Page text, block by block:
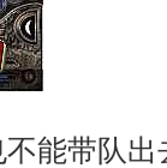
能带队出